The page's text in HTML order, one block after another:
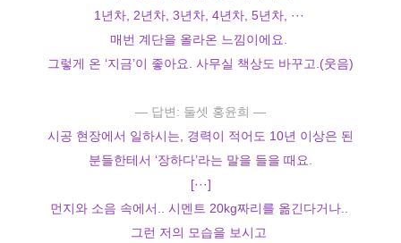
1년차, 2년차, 3년차, 4년차, 5년차, ···
매번 계단을 올라온 느낌이에요.
그렇게 온 ‘지금’이 좋아요. 사무실 책상도 바꾸고.(웃음)
― 답변: 둘셋 홍윤희 ―
시공 현장에서 일하시는, 경력이 적어도 10년 이상은 된
분들한테서 ‘장하다’라는 말을 들을 때요.
[···]
먼지와 소음 속에서.. 시멘트 20kg짜리를 옮긴다거나..
그런 저의 모습을 보시고